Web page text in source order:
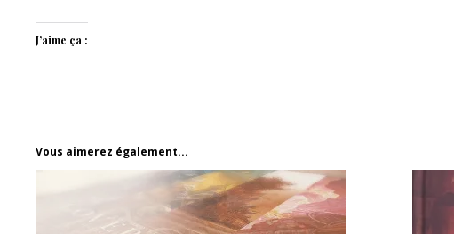
J’aime ça :
Vous aimerez également...